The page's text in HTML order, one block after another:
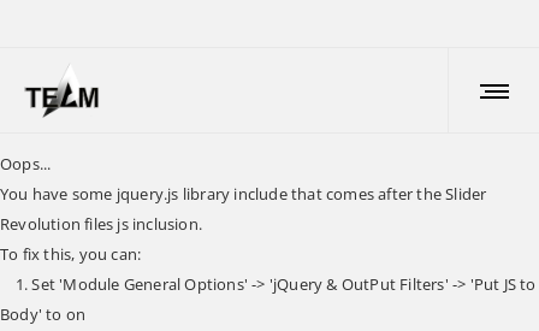
Oops...
You have some jquery.js library include that comes after the Slider
Revolution files js inclusion.
To fix this, you can:
1. Set 'Module General Options' -> 'jQuery & OutPut Filters' -> 'Put JS to
Body' to on